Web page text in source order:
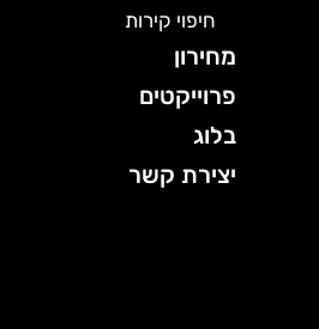
חיפוי קירות
מחירון
פרוייקטים
בלוג
יצירת קשר